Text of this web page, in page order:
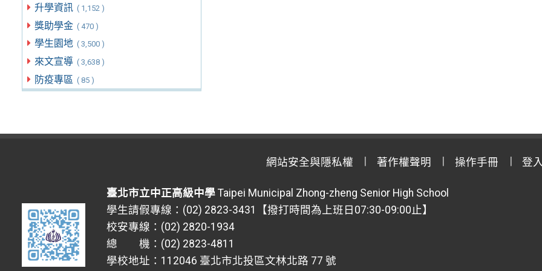
升學資訊 ( 1,152 )
獎助學金 ( 470 )
學生園地 ( 3,500 )
來文宣導 ( 3,638 )
防疫專區 ( 85 )
網站安全與隱私權 著作權聲明 操作手冊 登
臺北市立中正高級中學 Taipei Municipal Zhong-zheng Senior High School
學生請假專線：(02) 2823-3431【撥打時間為上班日07:30-09:00止】
校安專線：(02) 2820-1934
總 機：(02) 2823-4811
學校地址：112046 臺北市北投區文林北路 77 號